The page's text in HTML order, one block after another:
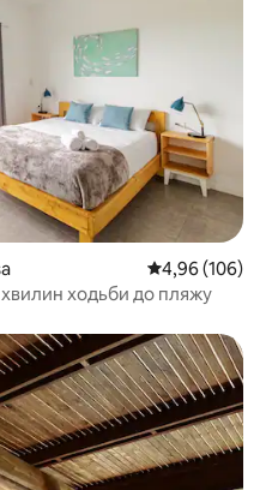
Середня
4,96 (106)
хвилин ходьби до пляжу